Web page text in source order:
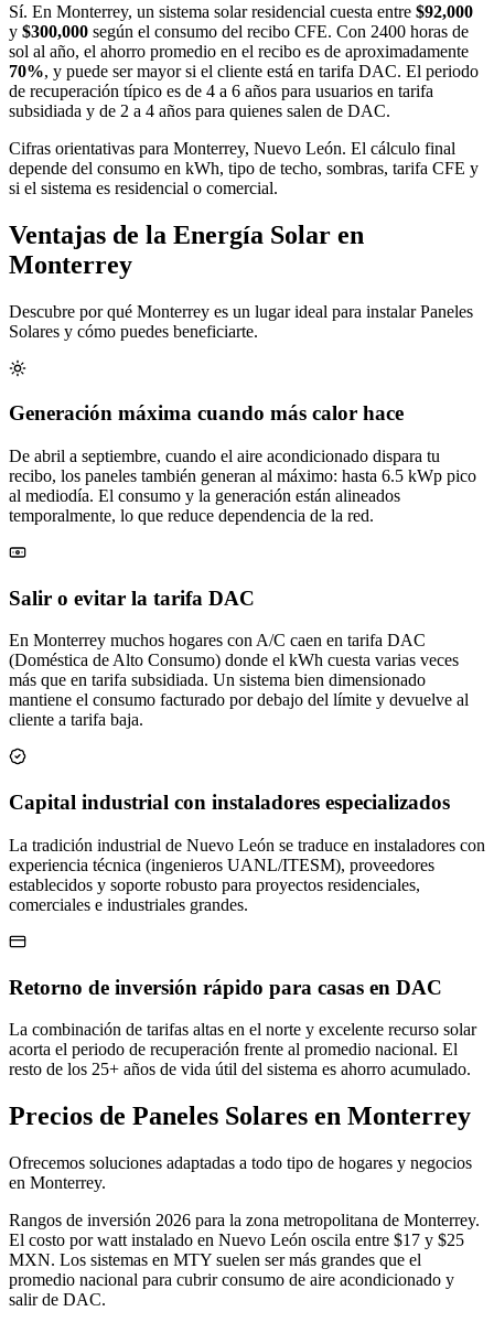
Sí. En Monterrey, un sistema solar residencial cuesta entre $92,000
y $300,000 según el consumo del recibo CFE. Con 2400 horas de
sol al año, el ahorro promedio en el recibo es de aproximadamente
70%, y puede ser mayor si el cliente está en tarifa DAC. El periodo
de recuperación típico es de 4 a 6 años para usuarios en tarifa
subsidiada y de 2 a 4 años para quienes salen de DAC.
Cifras orientativas para Monterrey, Nuevo León. El cálculo final
depende del consumo en kWh, tipo de techo, sombras, tarifa CFE y
si el sistema es residencial o comercial.
Ventajas de la Energía Solar en
Monterrey
Descubre por qué Monterrey es un lugar ideal para instalar Paneles
Solares y cómo puedes beneficiarte.
Generación máxima cuando más calor hace
De abril a septiembre, cuando el aire acondicionado dispara tu
recibo, los paneles también generan al máximo: hasta 6.5 kWp pico
al mediodía. El consumo y la generación están alineados
temporalmente, lo que reduce dependencia de la red.
Salir o evitar la tarifa DAC
En Monterrey muchos hogares con A/C caen en tarifa DAC
(Doméstica de Alto Consumo) donde el kWh cuesta varias veces
más que en tarifa subsidiada. Un sistema bien dimensionado
mantiene el consumo facturado por debajo del límite y devuelve al
cliente a tarifa baja.
Capital industrial con instaladores especializados
La tradición industrial de Nuevo León se traduce en instaladores con
experiencia técnica (ingenieros UANL/ITESM), proveedores
establecidos y soporte robusto para proyectos residenciales,
comerciales e industriales grandes.
Retorno de inversión rápido para casas en DAC
La combinación de tarifas altas en el norte y excelente recurso solar
acorta el periodo de recuperación frente al promedio nacional. El
resto de los 25+ años de vida útil del sistema es ahorro acumulado.
Precios de Paneles Solares en Monterrey
Ofrecemos soluciones adaptadas a todo tipo de hogares y negocios
en Monterrey.
Rangos de inversión 2026 para la zona metropolitana de Monterrey.
El costo por watt instalado en Nuevo León oscila entre $17 y $25
MXN. Los sistemas en MTY suelen ser más grandes que el
promedio nacional para cubrir consumo de aire acondicionado y
salir de DAC.